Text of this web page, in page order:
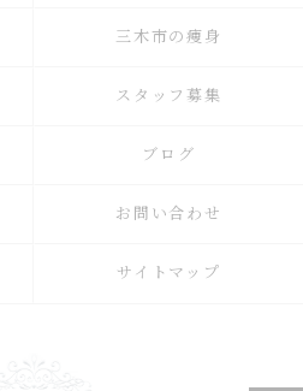
三木市の痩身
スタッフ募集
ブログ
お問い合わせ
サイトマップ